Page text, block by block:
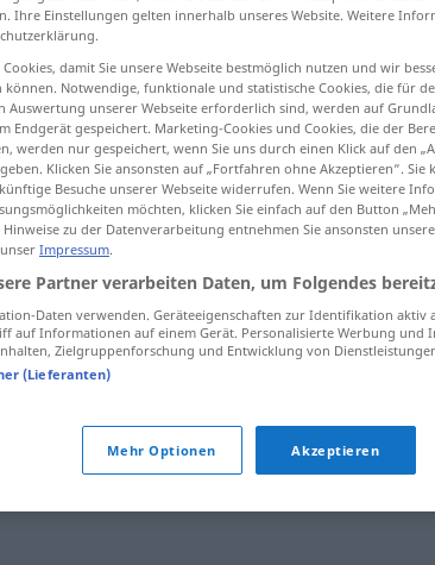
Ihre Einstellungen gelten innerhalb unseres Website. Weitere
damit Sie unsere Webseite bestmöglich nutzen und wir
können. Notwendige, funktionale und statistische Cookies, die für
Auswertung unserer Webseite erforderlich sind, werden auf
Endgerät gespeichert. Marketing-Cookies und Cookies, die der
werden nur gespeichert, wenn Sie uns durch einen Klick auf den
Klicken Sie ansonsten auf „Fortfahren ohne Akzeptieren“.
Besuche unserer Webseite widerrufen. Wenn Sie weitere
möchten, klicken Sie einfach auf den Button
zu der Datenverarbeitung entnehmen Sie ansonsten
Impressum.
Partner verarbeiten Daten, um Folgendes
Daten verwenden. Geräteeigenschaften zur Identifikation aktiv
auf Informationen auf einem Gerät. Personalisierte Werbung und
Zielgruppenforschung und Entwicklung von
(Lieferanten)
Mehr Optionen Akzeptieren